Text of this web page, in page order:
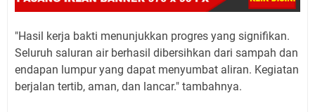
"Hasil kerja bakti menunjukkan progres yang signifikan.
Seluruh saluran air berhasil dibersihkan dari sampah dan
endapan lumpur yang dapat menyumbat aliran. Kegiatan
berjalan tertib, aman, dan lancar." tambahnya.